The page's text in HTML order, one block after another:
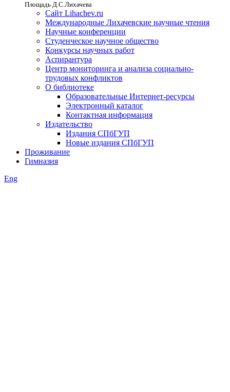
Площадь Д.С.Лихачева
Сайт Lihachev.ru
Международные Лихачевские научные чтения
Научные конференции
Студенческое научное общество
Конкурсы научных работ
Аспирантура
Центр мониторинга и анализа социально-
трудовых конфликтов
О библиотеке
Образовательные Интернет-ресурсы
Электронный каталог
Контактная информация
Издательство
Издания СПбГУП
Новые издания СПбГУП
Проживание
Гимназия
Eng